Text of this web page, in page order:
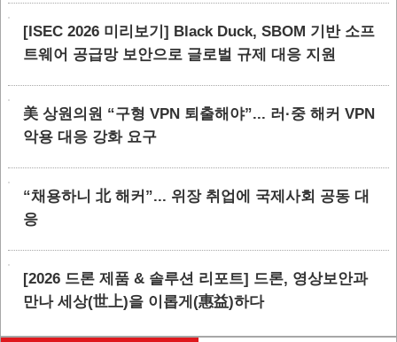
[ISEC 2026 미리보기] Black Duck, SBOM 기반 소프
트웨어 공급망 보안으로 글로벌 규제 대응 지원
美 상원의원 “구형 VPN 퇴출해야”... 러·중 해커 VPN
악용 대응 강화 요구
“채용하니 北 해커”... 위장 취업에 국제사회 공동 대
응
[2026 드론 제품 & 솔루션 리포트] 드론, 영상보안과
만나 세상(世上)을 이롭게(惠益)하다